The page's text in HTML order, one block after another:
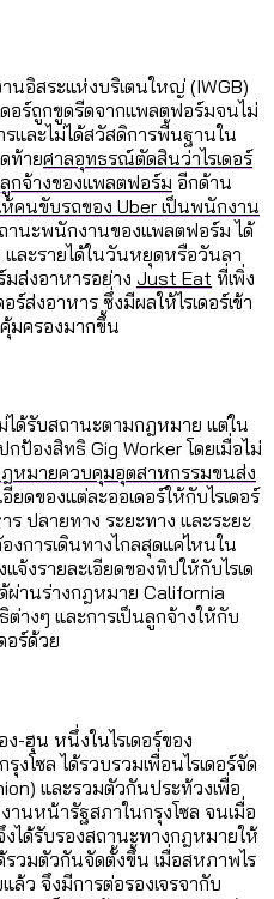
อิสระแห่งบริเตนใหญ่ (IWGB)
ดอร์ถูกขูดรีดจากแพลตฟอร์มจนไม่
และไม่ได้สวัสดิการพื้นฐานใน
ท้ายศาลอุทธรณ์ตัดสินว่าไรเดอร์
ลูกจ้างของแพลตฟอร์ม อีกด้าน
คนขับรถของ Uber เป็นพนักงาน
านะพนักงานของแพลตฟอร์ม ได้
ละรายได้ในวันหยุดหรือวันลา
ส่งอาหารอย่าง Just Eat ที่เพิ่ง
ร์ส่งอาหาร ซึ่งมีผลให้ไรเดอร์เข้า
มครองมากขึ้น
ได้รับสถานะตามกฎหมาย แต่ใน
ป้องสิทธิ Gig Worker โดยเมื่อไม่
ฎหมายควบคุมอุตสาหกรรมขนส่ง
ดของแต่ละออเดอร์ให้กับไรเดอร์
ปลายทาง ระยะทาง และระยะ
งการเดินทางไกลสุดแค่ไหนใน
งรายละเอียดของทิปให้กับไรเด
ผ่านร่างกฎหมาย California
างๆ และการเป็นลูกจ้างให้กับ
อร์ด้วย
-ฮุน หนึ่งในไรเดอร์ของ
โซล ได้รวบรวมเพื่อนไรเดอร์จัด
และรวมตัวกันประท้วงเพื่อ
านหน้ารัฐสภาในกรุงโซล จนเมื่อ
ได้รับรองสถานะทางกฎหมายให้
รวมตัวกันจัดตั้งขึ้น เมื่อสหภาพไร
ล้ว จึงมีการต่อรองเจรจากับ